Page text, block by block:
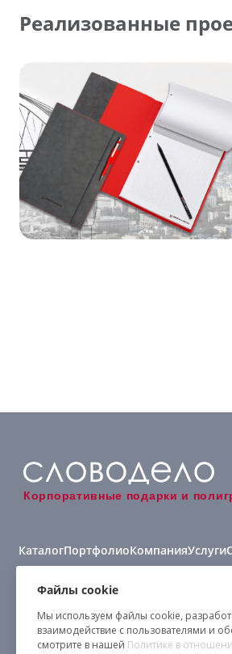
Реализованные
Корпоративные подарки и
КаталогПортфолиоКомпанияУслуги
Виды нанесения
Файлы cookie
Мы используем файлы cookie,
взаимодействие с пользователями и
смотрите в нашей Политике в